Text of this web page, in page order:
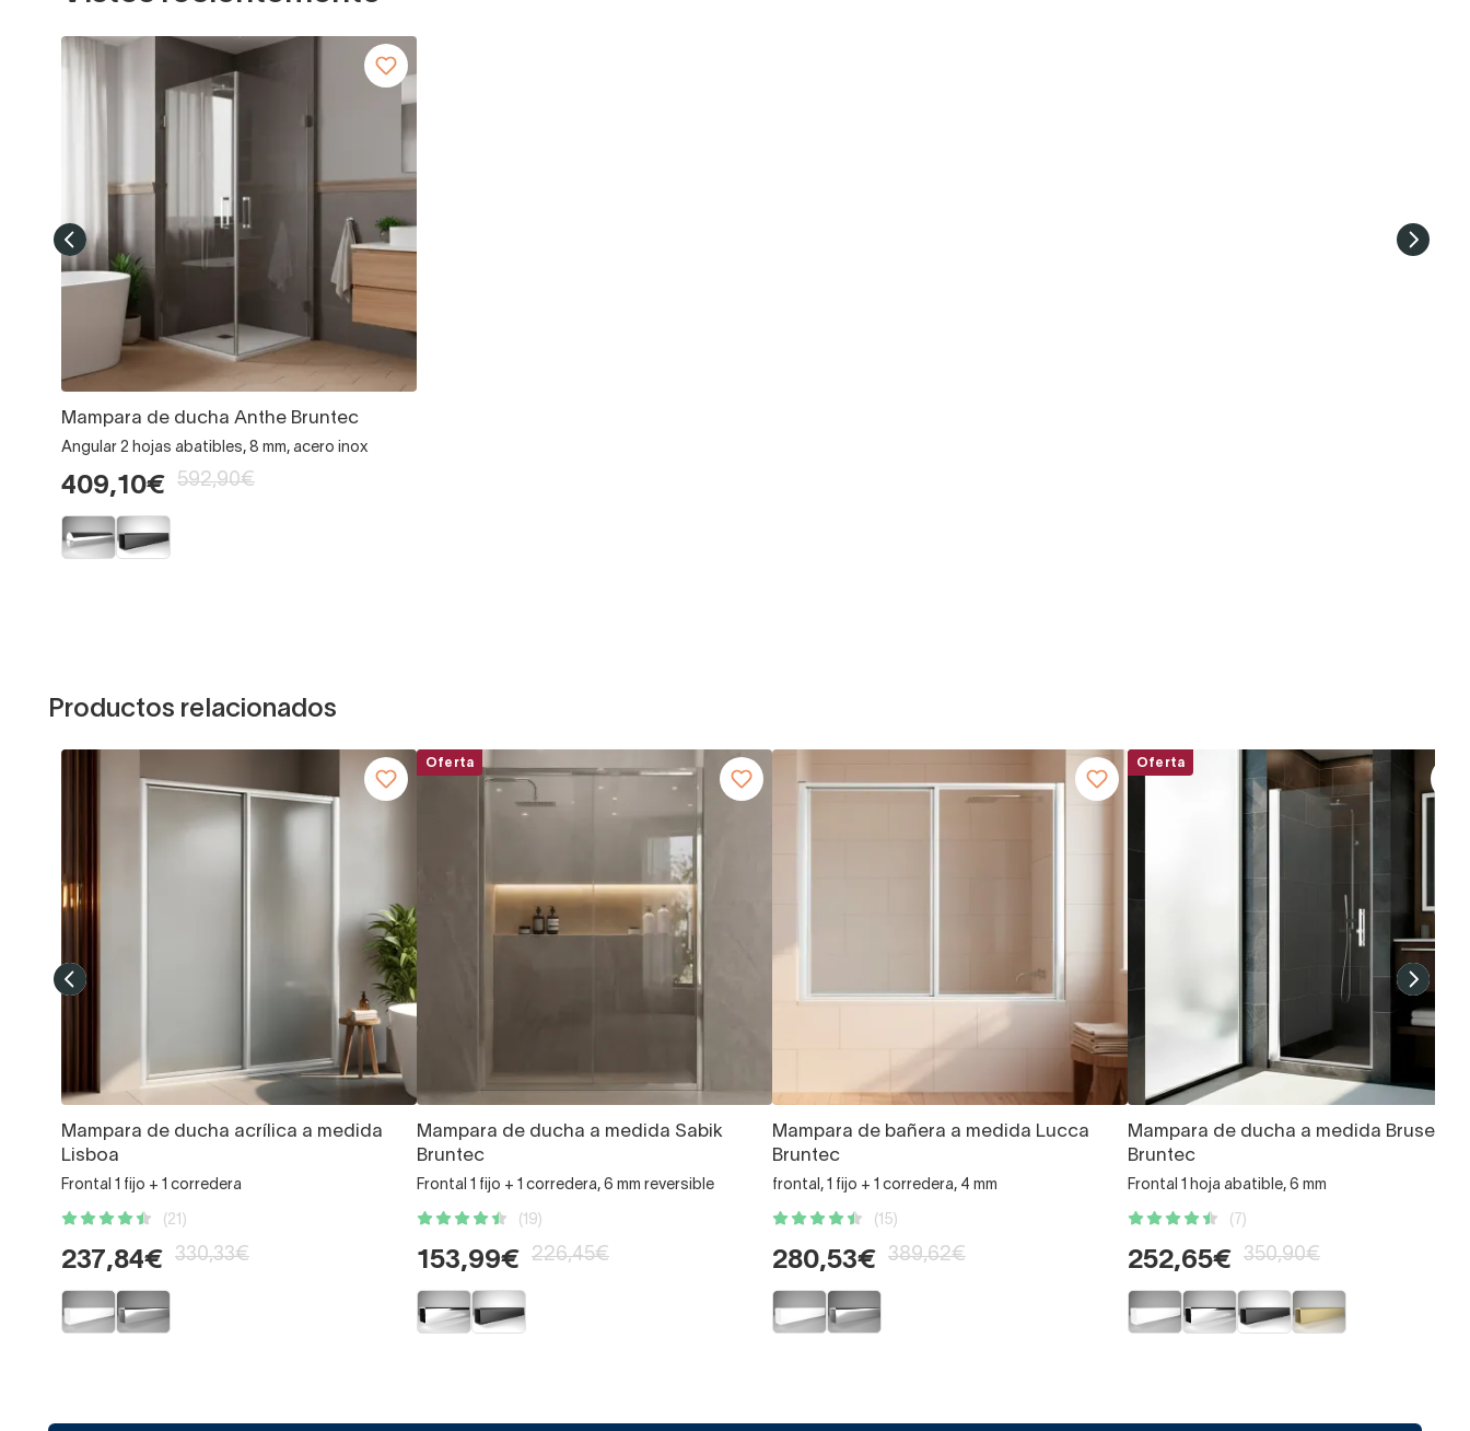
Mampara de ducha Anthe Bruntec
Angular 2 hojas abatibles, 8 mm, acero inox
409,10€ 592,90€
Productos relacionados
Mampara de ducha acrílica a medida
Lisboa
Frontal 1 fijo + 1 corredera
(21)
237,84€ 330,33€
Oferta
Mampara de ducha a medida Sabik
Bruntec
Frontal 1 fijo + 1 corredera, 6 mm reversible
(19)
153,99€ 226,45€
Mampara de bañera a medida Lucca
Bruntec
frontal, 1 fijo + 1 corredera, 4 mm
(15)
280,53€ 389,62€
Oferta
Mampara de ducha a medida Bruselas
Bruntec
Frontal 1 hoja abatible, 6 mm
(7)
252,65€ 350,90€